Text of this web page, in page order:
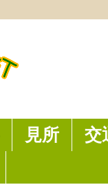
見所
交